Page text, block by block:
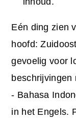
Eén ding zien
hoofd:
gevoelig voor
beschrijvingen
- Bahasa
in het Engels.